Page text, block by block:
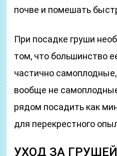
почве и помешать
При посадке груши
том, что большинство
частично
вообще не
рядом посадить как
для перекрестного
УХОД ЗА ГРУШЕЙ